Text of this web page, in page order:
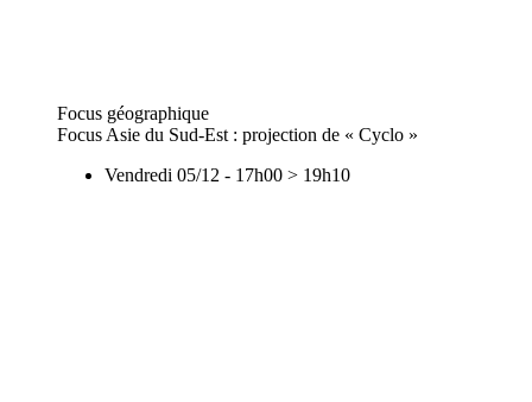
Focus géographique
Focus Asie du Sud-Est : projection de « Cyclo »
Vendredi 05/12 - 17h00 > 19h10